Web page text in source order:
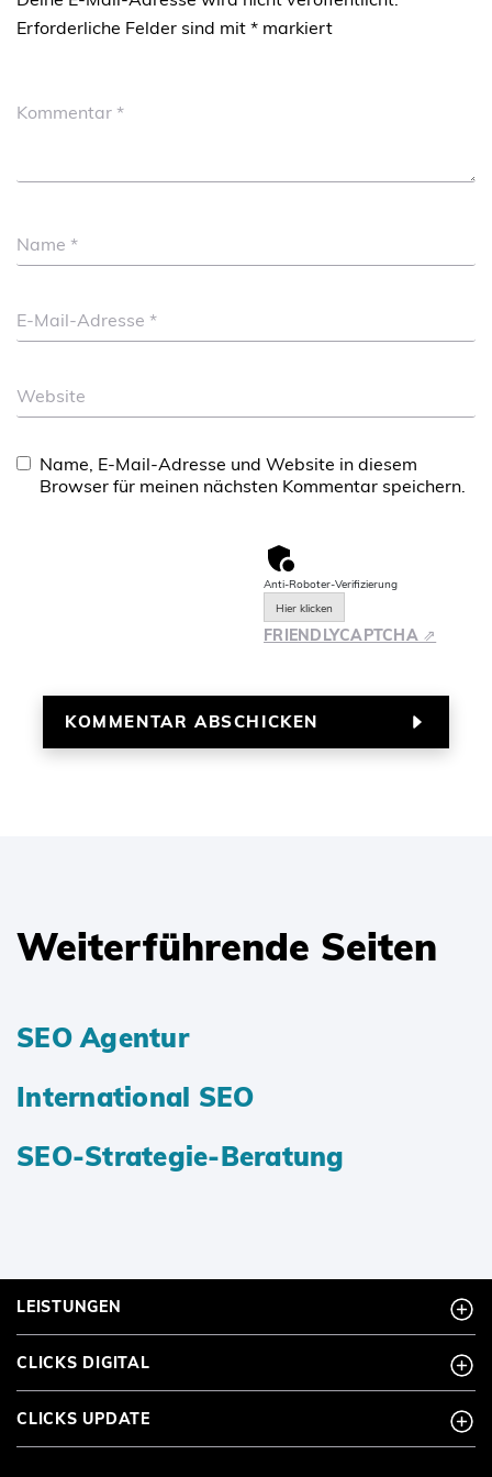
Erforderliche Felder sind mit * markiert
Kommentar *
Name *
E-Mail-Adresse *
Website
Name, E-Mail-Adresse und Website in diesem
Browser für meinen nächsten Kommentar speichern.
Anti-Roboter-Verifizierung
Hier klicken
FRIENDLYCAPTCHA ⇗
Weiterführende Seiten
SEO Agentur
International SEO
SEO-Strategie-Beratung
LEISTUNGEN
CLICKS DIGITAL
CLICKS UPDATE